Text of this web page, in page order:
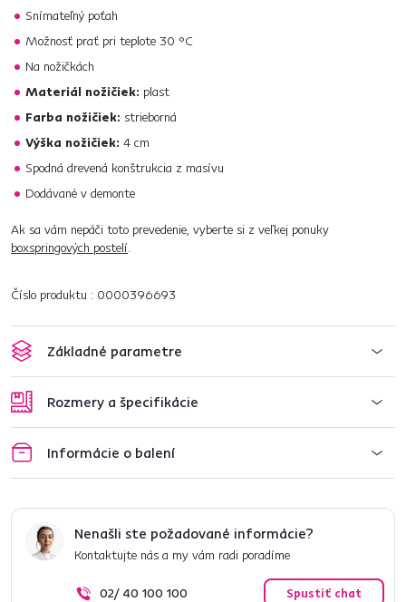
Snímateľný poťah
Možnosť prať pri teplote 30 °C
Na nožičkách
Materiál nožičiek: plast
Farba nožičiek: strieborná
Výška nožičiek: 4 cm
Spodná drevená konštrukcia z masívu
Dodávané v demonte
Ak sa vám nepáči toto prevedenie, vyberte si z veľkej ponuky
boxspringových postelí.
Číslo produktu : 0000396693
Základné parametre
Rozmery a špecifikácie
Informácie o balení
Nenašli ste požadované informácie?
Kontaktujte nás a my vám radi poradíme
02/ 40 100 100 Spustiť chat